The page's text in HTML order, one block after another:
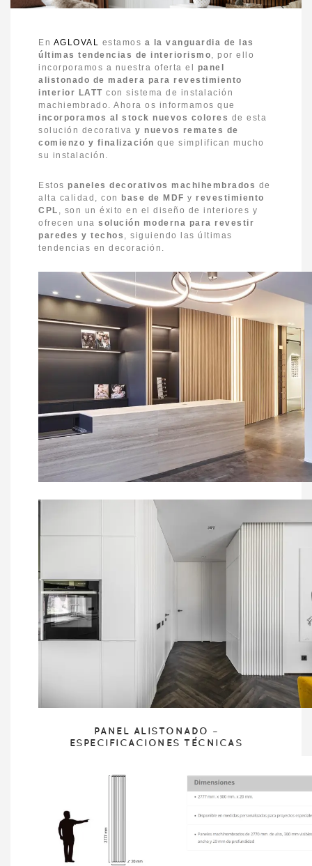
En AGLOVAL estamos a la vanguardia de las
últimas tendencias de interiorismo, por ello
incorporamos a nuestra oferta el panel
alistonado de madera para revestimiento
interior LATT con sistema de instalación
machiembrado. Ahora os informamos que
incorporamos al stock nuevos colores de esta
solución decorativa y nuevos remates de
comienzo y finalización que simplifican mucho
su instalación.
Estos paneles decorativos machihembrados de
alta calidad, con base de MDF y revestimiento
CPL , son un éxito en el diseño de interiores y
ofrecen una solución moderna para revestir
paredes y techos , siguiendo las últimas
tendencias en decoración.
PANEL ALISTONADO –
ESPECIFICACIONES TÉCNICAS